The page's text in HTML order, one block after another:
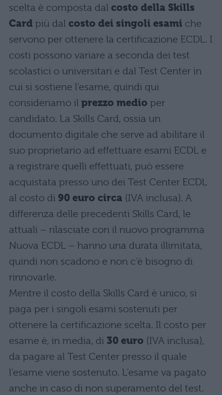
scelta è composta dal costo della Skills
Card più dal costo dei singoli esami che
servono per ottenere la certificazione ECDL. I
costi possono variare a seconda dei test
scolastici o universitari e dal Test Center in
cui si sostiene l’esame, quindi qui
consideriamo il prezzo medio per
candidato. La Skills Card, ossia un
documento digitale che serve ad abilitare il
suo proprietario ad effettuare esami ECDL e
a registrare quelli effettuati, può essere
acquistata presso uno dei Test Center ECDL
al costo di 90 euro circa (IVA inclusa). A
differenza delle precedenti Skills Card, le
attuali – rilasciate con il nuovo programma
Nuova ECDL – hanno una durata illimitata,
quindi non scadono e non c’è bisogno di
rinnovarle.
Mentre il costo della Skills Card è unico, si
paga per i singoli esami sostenuti per
ottenere la certificazione scelta. Il costo per
esame è, in media, di 30 euro (IVA inclusa),
da pagare al Test Center presso il quale
l’esame viene sostenuto. L’esame va pagato
anche in caso di non superamento del test.